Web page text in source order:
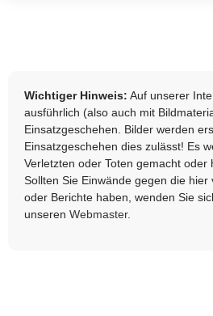
Wichtiger Hinweis: Auf unserer
ausführlich (also auch mit
Einsatzgeschehen. Bilder werden
Einsatzgeschehen dies zulässt! Es
Verletzten oder Toten gemacht oder
Sollten Sie Einwände gegen die
oder Berichte haben, wenden Sie
unseren Webmaster.